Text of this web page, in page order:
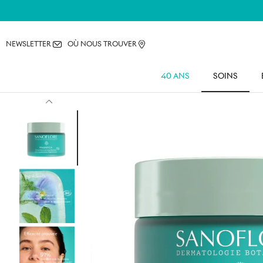
NEWSLETTER OÙ NOUS TROUVER
40 ANS SOINS